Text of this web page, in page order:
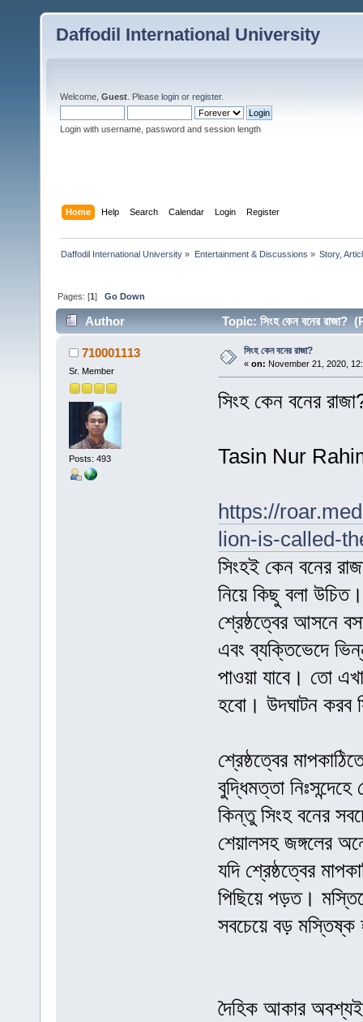
Daffodil International University
Welcome, Guest . Please login or register.
Login with username, password and session length
Home Help Search Calendar Login Register
Daffodil International University » Entertainment & Discussions » Story,
Pages: [1]Go Down
Author Topic: সিংহ কেন বনের
710001113
Sr. Member
Posts: 493
সিংহ কেন বনের রাজা?
« on: November 21, 2020,
সিংহ কেন বনের
Tasin Nur
https://
lion-is-called-
সিংহই কেন বনের
নিয়ে কিছু বলা
শ্রেষ্ঠত্বের আসনে
এবং ব্যক্তিভেদে
পাওয়া যাবে। তো
হবো। উদঘাটন করব
শ্রেষ্ঠত্বের
বুদ্ধিমত্তা
কিন্তু সিংহ বনের
শেয়ালসহ জঙ্গলের
যদি শ্রেষ্ঠত্বের
পিছিয়ে পড়ত।
সবচেয়ে বড় মস্তিষ্ক
দৈহিক আকার অবশ্যই